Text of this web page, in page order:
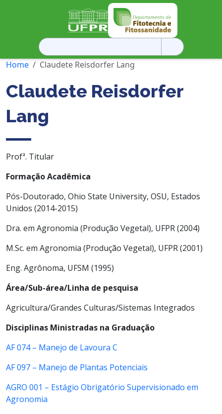
Pesquisar
por:
Home
Claudete Reisdorfer Lang
Claudete Reisdorfer
Lang
Profª. Titular
Formação Acadêmica
Pós-Doutorado, Ohio State University, OSU, Estados
Unidos (2014-2015)
Dra. em Agronomia (Produção Vegetal), UFPR (2004)
M.Sc. em Agronomia (Produção Vegetal), UFPR (2001)
Eng. Agrônoma, UFSM (1995)
Área/Sub-área/Linha de pesquisa
Agricultura/Grandes Culturas/Sistemas Integrados
Disciplinas Ministradas na Graduação
AF 074 – Manejo de Lavoura C
AF 097 – Manejo de Plantas Potenciais
AGRO 001 – Estágio Obrigatório Supervisionado em
Agronomia